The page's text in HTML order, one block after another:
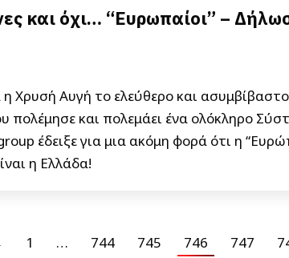
και όχι… “Ευρωπαίοι” –
η Χρυσή Αυγή το ελεύθερο και
πολέμησε και πολεμάει ένα ολόκληρο
έδειξε για μια ακόμη φορά ότι η
η Ελλάδα!
1 … 744 745 746 747